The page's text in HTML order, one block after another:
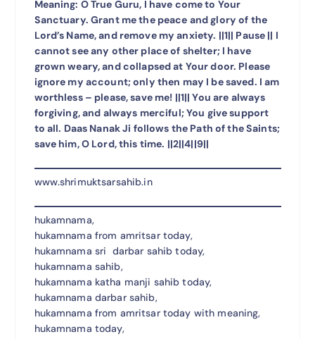
Meaning: O True Guru, I have come to Your
Sanctuary. Grant me the peace and glory of the
Lord’s Name, and remove my anxiety. ||1|| Pause || I
cannot see any other place of shelter; I have
grown weary, and collapsed at Your door. Please
ignore my account; only then may I be saved. I am
worthless – please, save me! ||1|| You are always
forgiving, and always merciful; You give support
to all. Daas Nanak Ji follows the Path of the Saints;
save him, O Lord, this time. ||2||4||9||
www.shrimuktsarsahib.in
hukamnama,
hukamnama from amritsar today,
hukamnama sri darbar sahib today,
hukamnama sahib,
hukamnama katha manji sahib today,
hukamnama darbar sahib,
hukamnama from amritsar today with meaning,
hukamnama today,